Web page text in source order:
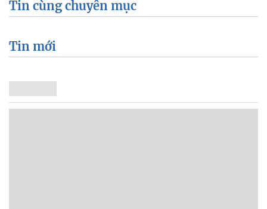
Tin cùng chuyên mục
Tin mới